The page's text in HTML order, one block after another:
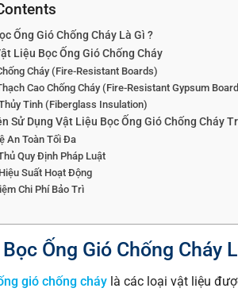
Ống Gió Chống Cháy Là Gì ?
Liệu Bọc Ống Gió Chống Cháy
Cháy (Fire-Resistant Boards)
Cao Chống Cháy (Fire-Resistant Gypsum
Tinh (Fiberglass Insulation)
Sử Dụng Vật Liệu Bọc Ống Gió Chống Cháy
An Toàn Tối Đa
Quy Định Pháp Luật
Suất Hoạt Động
Chi Phí Bảo Trì
Ống Gió Chống Cháy
gió chống cháy là các loại vật liệu